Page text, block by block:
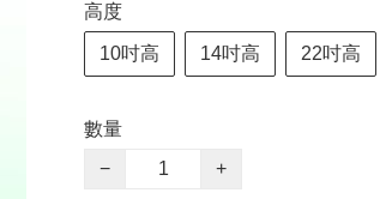
高度
10吋高 14吋高 22吋高
數量
−
+